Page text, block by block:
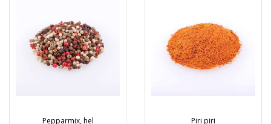
Pepparmix, hel Piri piri